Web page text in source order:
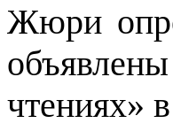
Жюри
чтениях»